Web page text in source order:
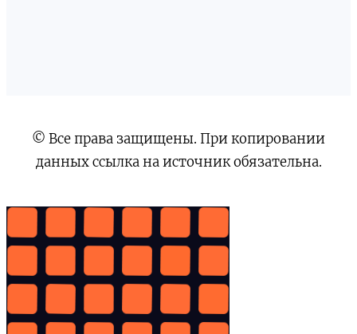
© Все права защищены. При копировании
данных ссылка на источник обязательна.